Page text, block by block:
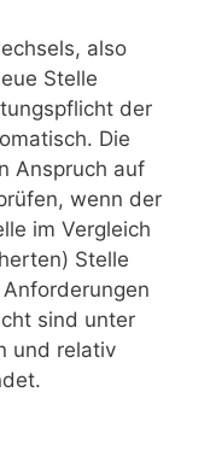
also
Stelle
der
Die
Anspruch auf
wenn der
im Vergleich
Stelle
sind unter
und relativ